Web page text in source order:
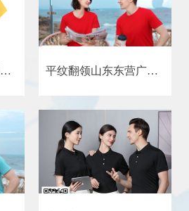
来恩凯娅服饰广告衫厂家_浙江宁波来恩凯娅广告衫文化衫T恤 平纹翻领山东东营广告衫厂来恩凯娅